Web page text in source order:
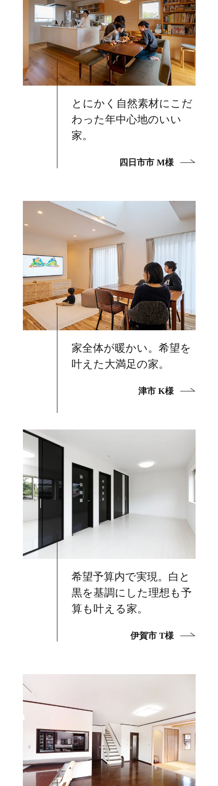
とにかく自然素材にこだ
わった年中心地のいい
家。
四日市市 M様
家全体が暖かい。希望を
叶えた大満足の家。
津市 K様
希望予算内で実現。白と
黒を基調にした理想も予
算も叶える家。
伊賀市 T様